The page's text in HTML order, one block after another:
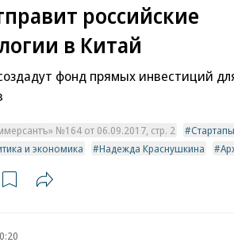
российские
в Китай
фонд прямых инвестиций
№164 от 06.09.2017, стр. 2 Стартапы
и экономика
Надежда Краснушкина